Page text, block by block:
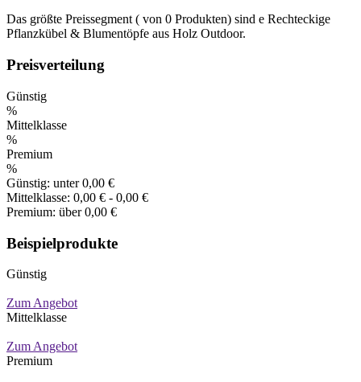
Das größte Preissegment ( von 0 Produkten) sind e Rechteckige
Pflanzkübel & Blumentöpfe aus Holz Outdoor.
Preisverteilung
Günstig
%
Mittelklasse
%
Premium
%
Günstig: unter 0,00 €
Mittelklasse: 0,00 € - 0,00 €
Premium: über 0,00 €
Beispielprodukte
Günstig
Zum Angebot
Mittelklasse
Zum Angebot
Premium